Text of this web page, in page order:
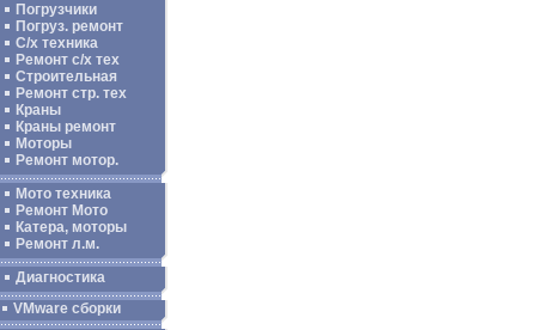
Погрузчики
Погруз. ремонт
С/х техника
Ремонт с/х тех
Строительная
Ремонт стр. тех
Краны
Краны ремонт
Моторы
Ремонт мотор.
Мото техника
Ремонт Мото
Катера, моторы
Ремонт л.м.
Диагностика
VMware сборки